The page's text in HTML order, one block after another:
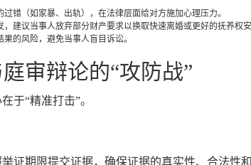
错（如家暴、出轨），在法律层面给对方施加心理压力。
建议当事人放弃部分财产要求以换取快速离婚或更好的抚养权安
的风险，避免当事人盲目诉讼。
审辩论的“攻防战”
于“精准打击”。
证期限提交证据，确保证据的真实性、合法性和